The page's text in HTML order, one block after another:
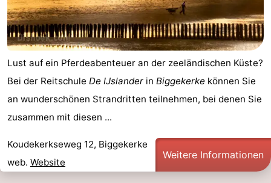
Lust auf ein Pferdeabenteuer an der zeeländischen Küste?
Bei der Reitschule De IJslander in Biggekerke können Sie
an wunderschönen Strandritten teilnehmen, bei denen Sie
zusammen mit diesen ...
Koudekerkseweg 12, Biggekerke
web. Website
Weitere Informationen